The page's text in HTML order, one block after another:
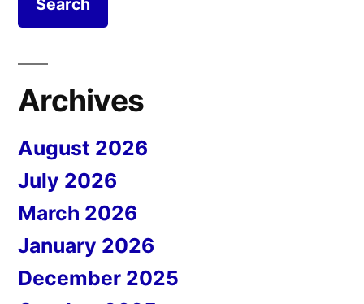
Archives
August 2026
July 2026
March 2026
January 2026
December 2025